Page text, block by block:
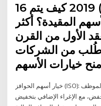
16 كانون الأول (ديسمبر) 2019 كيف يتم
المقيدة؟ أكثر
الأول من القرن
طُلب من الشركات
خيار أسهم الحوافز (ISO): هو إحدى فوائد الشركة التي تمنح الموظف
مع الإغراء الإضافي بتخفيض